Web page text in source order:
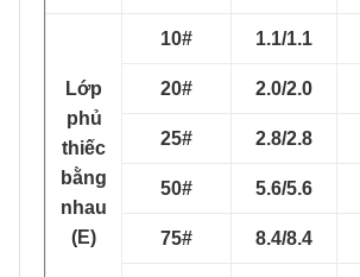
Lớp
phủ
thiếc
bằng
nhau
(E)
10# 1.1/1.1
20# 2.0/2.0
25# 2.8/2.8
50# 5.6/5.6
75# 8.4/8.4